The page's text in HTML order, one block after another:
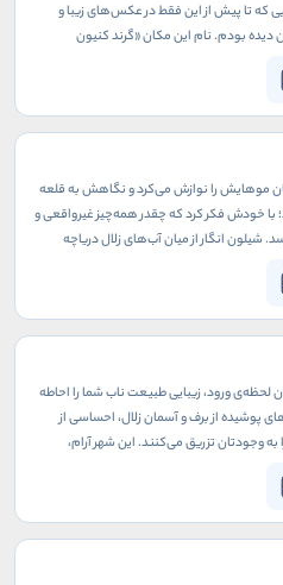
که تا پیش از این فقط در عکس‌های زیبا و
بودم. نام این مکان «گرند کنیون
شگفت‌انگیز که انگار مستقیماً از میان رؤیاها
می‌کشید.
موهایش را نوازش می‌کرد و نگاهش به قلعه
با خودش فکر کرد که چقدر همه‌چیز غیرواقعی و
شیلون انگار از میان آب‌های زلال دریاچه
لحظه‌ی ورود، زیبایی طبیعت ناب شما را احاطه
پوشیده از برف و آسمان زلال، احساسی از
وجودتان تزریق می‌کنند. این شهر آرام،
خسته‌اند.